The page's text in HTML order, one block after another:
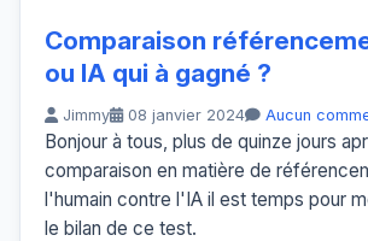
Comparaison
ou IA qui à gagné ?
Jimmy 08 janvier 2024 Aucun
Bonjour à tous, plus de quinze jours
comparaison en matière de
l'humain contre l'IA il est temps pour
le bilan de ce test.